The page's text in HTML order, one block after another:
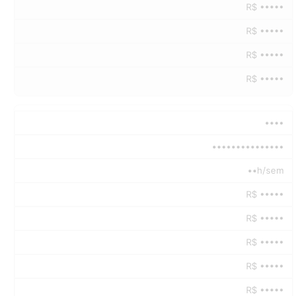
R$ •••••
R$ •••••
R$ •••••
R$ •••••
••••
•••••••••••••••
••h/sem
R$ •••••
R$ •••••
R$ •••••
R$ •••••
R$ •••••